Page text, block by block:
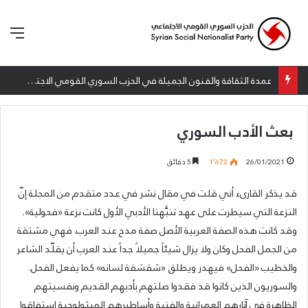
عمدة الثقافة والفنون الجميلة في الحزب السوري القومي الاجتماعي تعلن نتائج الدورة الخامسة من جائزة أنطون سعاده الأدبية
بعث الأدب السوري
26/01/2021 1٬672
قد يذكر القارىء أني قلت في مقال نشر في عدد متقدم من المجلة إنّ
النزعة التي سيطرت على عهد تنبُّهنا الأدبي الأول كانت نزعة «فحولية».
وقد كانت هذه الصفة العربية الأصل صفة مدح عند العرب. فهي مشتقة
من الجمل الفحل وكان ولا يزال شيئاً جميلاً جداً عند العرب أن يقلّد الشاعر
والخطيب «الفحل» فيهدر ويطلق «شقشقة لسانه» كما يفعل الفحل.
والسوريون الذين كانوا قد فقدوا صلتهم بأدبهم القديم ونفسيتهم
الظاهرة في آثارهم العمرانية والفنية وأساطيرهم الميثولوجية استفاقوا